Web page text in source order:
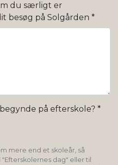
du særligt er
besøg på Solgården *
på efterskole? *
mere end et skoleår, så
dag" eller til